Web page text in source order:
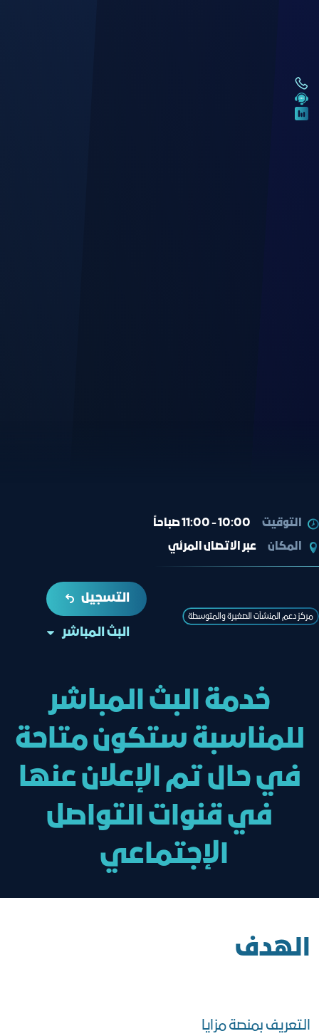
التوقيت
10:00 - 11:00 صباحاً
المكان
عبر الاتصال المرئي
مركز دعم المنشآت الصغيرة والمتوسطة
التسجيل
البث المباشر
خدمة البث المباشر
للمناسبة ستكون متاحة
في حال تم الإعلان عنها
في قنوات التواصل
الإجتماعي
الهدف
التعريف بمنصة مزايا